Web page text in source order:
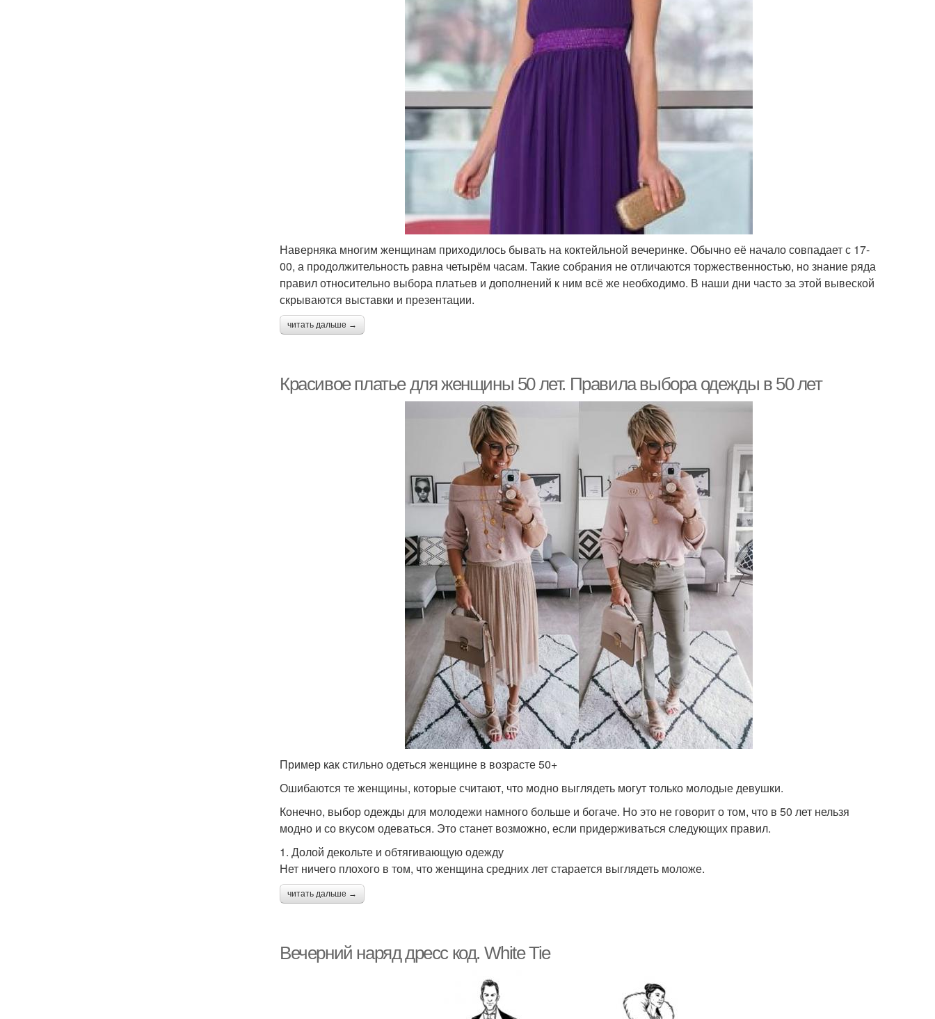
Наверняка многим женщинам приходилось бывать на коктейльной вечеринке. Обычно её начало совпадает с 17-
00, а продолжительность равна четырём часам. Такие собрания не отличаются торжественностью, но знание ряда
правил относительно выбора платьев и дополнений к ним всё же необходимо. В наши дни часто за этой вывеской
скрываются выставки и презентации.
читать дальше →
Красивое платье для женщины 50 лет. Правила выбора одежды в 50 лет
Пример как стильно одеться женщине в возрасте 50+
Ошибаются те женщины, которые считают, что модно выглядеть могут только молодые девушки.
Конечно, выбор одежды для молодежи намного больше и богаче. Но это не говорит о том, что в 50 лет нельзя
модно и со вкусом одеваться. Это станет возможно, если придерживаться следующих правил.
1. Долой декольте и обтягивающую одежду
Нет ничего плохого в том, что женщина средних лет старается выглядеть моложе.
читать дальше →
Вечерний наряд дресс код. White Tie